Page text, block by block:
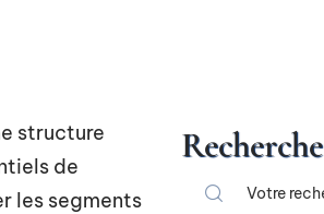
structure
de
les segments
Recherche